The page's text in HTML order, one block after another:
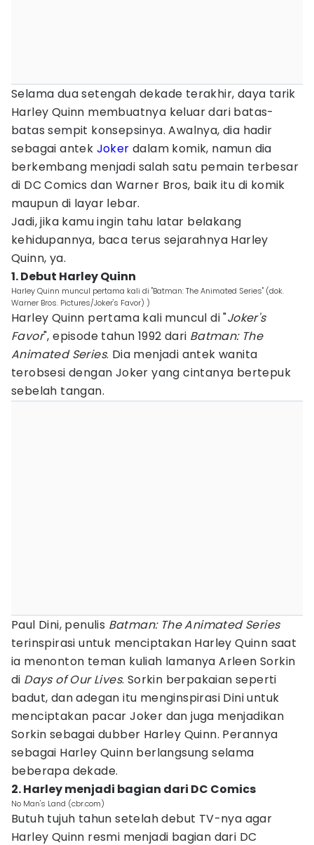
Selama dua setengah dekade terakhir, daya tarik
Harley Quinn membuatnya keluar dari batas-
batas sempit konsepsinya. Awalnya, dia hadir
sebagai antek Joker dalam komik, namun dia
berkembang menjadi salah satu pemain terbesar
di DC Comics dan Warner Bros, baik itu di komik
maupun di layar lebar.
Jadi, jika kamu ingin tahu latar belakang
kehidupannya, baca terus sejarahnya Harley
Quinn, ya.
1. Debut Harley Quinn
Harley Quinn muncul pertama kali di "Batman: The Animated Series" (dok.
Warner Bros. Pictures/Joker's Favor) )
Harley Quinn pertama kali muncul di "Joker's
Favor", episode tahun 1992 dari Batman: The
Animated Series. Dia menjadi antek wanita
terobsesi dengan Joker yang cintanya bertepuk
sebelah tangan.
Paul Dini, penulis Batman: The Animated Series
terinspirasi untuk menciptakan Harley Quinn saat
ia menonton teman kuliah lamanya Arleen Sorkin
di Days of Our Lives. Sorkin berpakaian seperti
badut, dan adegan itu menginspirasi Dini untuk
menciptakan pacar Joker dan juga menjadikan
Sorkin sebagai dubber Harley Quinn. Perannya
sebagai Harley Quinn berlangsung selama
beberapa dekade.
2. Harley menjadi bagian dari DC Comics
No Man's Land (cbr.com)
Butuh tujuh tahun setelah debut TV-nya agar
Harley Quinn resmi menjadi bagian dari DC